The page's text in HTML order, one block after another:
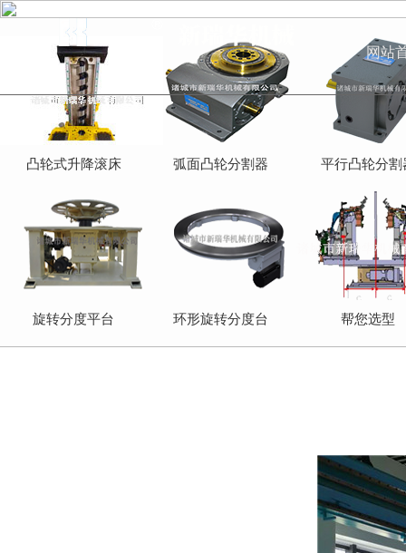
网站
凸轮式升降滚床 弧面凸轮分割器 平行凸轮分割
旋转分度平台 环形旋转分度台 帮您选型